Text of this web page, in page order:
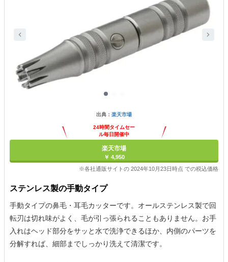
出典： 楽天市場
24時間タイムセー
ル毎日開催中
楽天市場
￥ 4,950
※各社通販サイトの 2024年10月23日時点 での税込価格
ステンレス製の手動タイプ
手動タイプの鼻毛・耳毛カッターです。オールステンレス製で回
転刃は切れ味がよく、毛が引っ張られることもありません。お手
入れはヘッド部分をサッと水で洗浄できるほか、内側のパーツを
分解すれば、細部までしっかり洗えて清潔です。